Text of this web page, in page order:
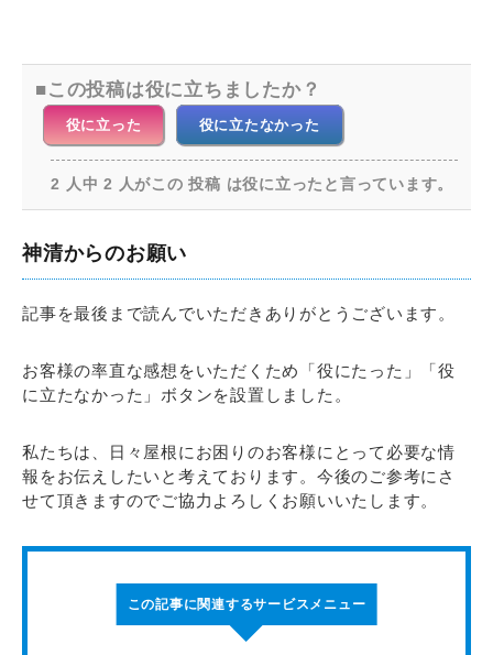
この投稿は役に立ちましたか？
役に立った 役に立たなかった
2 人中 2 人がこの 投稿 は役に立ったと言っています。
神清からのお願い
記事を最後まで読んでいただきありがとうございます。
お客様の率直な感想をいただくため「役にたった」「役
に立たなかった」ボタンを設置しました。
私たちは、日々屋根にお困りのお客様にとって必要な情
報をお伝えしたいと考えております。今後のご参考にさ
せて頂きますのでご協力よろしくお願いいたします。
この記事に関連するサービスメニュー